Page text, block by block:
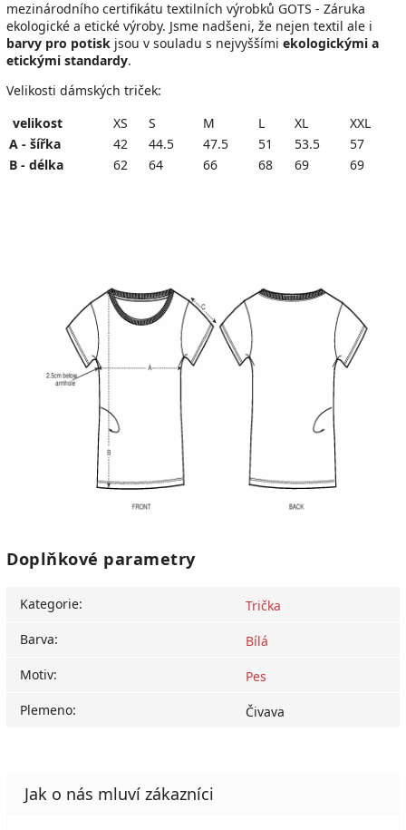
mezinárodního certifikátu textilních výrobků GOTS - Záruka
ekologické a etické výroby. Jsme nadšeni, že nejen textil ale i
barvy pro potisk jsou v souladu s nejvyššími ekologickými a
etickými standardy.
Velikosti dámských triček:
velikost
XS S M L XL
XXL
A - šířka
42 44.5 47.5 51 53.5
57
B - délka
62 64 66 68 69 69
Doplňkové parametry
Kategorie:
Trička
Barva:
Bílá
Motiv:
Pes
Plemeno: Čivava